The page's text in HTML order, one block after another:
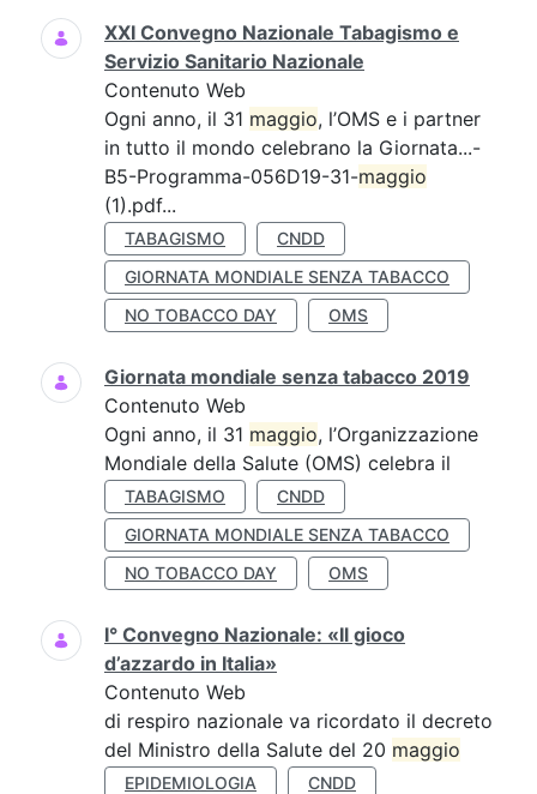
XXI Convegno Nazionale Tabagismo e
Servizio Sanitario Nazionale
Contenuto Web
Ogni anno, il 31 maggio, l’OMS e i partner
in tutto il mondo celebrano la Giornata...-
B5-Programma-056D19-31-maggio
(1).pdf...
TABAGISMO
CNDD
GIORNATA MONDIALE SENZA TABACCO
NO TOBACCO DAY
OMS
Giornata mondiale senza tabacco 2019
Contenuto Web
Ogni anno, il 31 maggio, l’Organizzazione
Mondiale della Salute (OMS) celebra il
TABAGISMO
CNDD
GIORNATA MONDIALE SENZA TABACCO
NO TOBACCO DAY
OMS
I° Convegno Nazionale: «Il gioco
d’azzardo in Italia»
Contenuto Web
di respiro nazionale va ricordato il decreto
del Ministro della Salute del 20 maggio
EPIDEMIOLOGIA
CNDD